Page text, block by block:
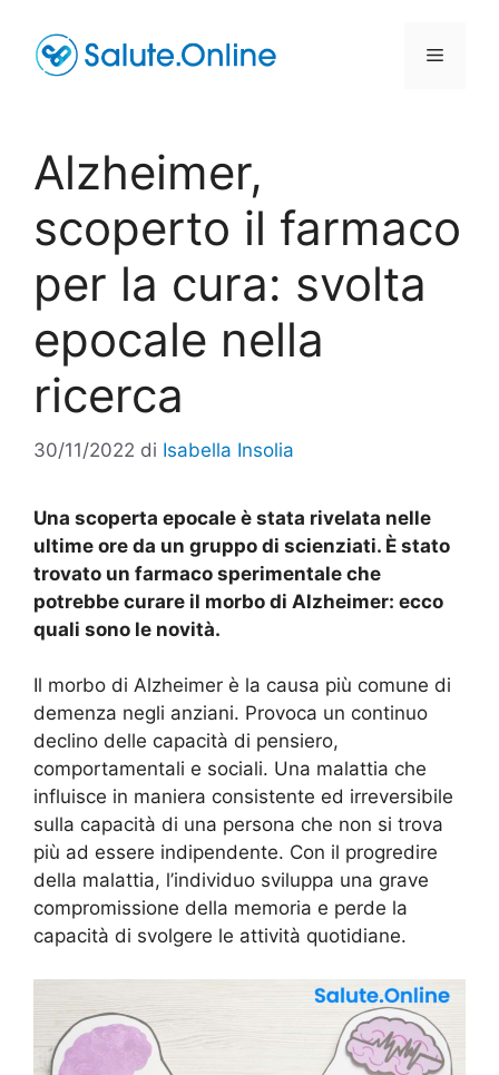
contenuto
Menu
Alzheimer,
scoperto il farmaco
per la cura: svolta
epocale nella
ricerca
30/11/2022 di Isabella Insolia
Una scoperta epocale è stata rivelata nelle
ultime ore da un gruppo di scienziati. È stato
trovato un farmaco sperimentale che
potrebbe curare il morbo di Alzheimer: ecco
quali sono le novità.
Il morbo di Alzheimer è la causa più comune di
demenza negli anziani. Provoca un continuo
declino delle capacità di pensiero,
comportamentali e sociali. Una malattia che
influisce in maniera consistente ed irreversibile
sulla capacità di una persona che non si trova
più ad essere indipendente. Con il progredire
della malattia, l’individuo sviluppa una grave
compromissione della memoria e perde la
capacità di svolgere le attività quotidiane.